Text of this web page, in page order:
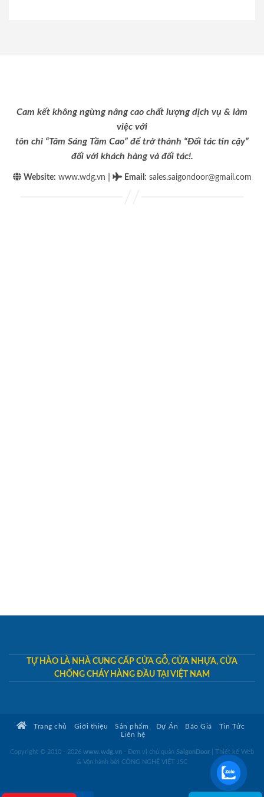
Cam kết không ngừng nâng cao chất lượng dịch vụ & làm
việc với
tôn chỉ “Tâm Sáng Tầm Cao” để trở thành “Đối tác tin cậy”
đối với khách hàng và đối tác!.
Website: www.wdg.vn Email : sales.saigondoor@gmail.com
TỰ HÀO LÀ NHÀ CUNG CẤP CỬA GỖ, CỬA NHỰA, CỬA
CHỐNG CHÁY HÀNG ĐẦU TẠI VIỆT NAM
Trang chủ Giới thiệu Sản phẩm Dự Án Báo Giá
Tin Tức
Liên hệ
Copyright © 2010 - 2026 www.wdg.vn - Đơn vị chủ quản SaigonDoor
Thiết kế Web
& Vận hành bởi CÔNG NGHỆ VIỆT JSC